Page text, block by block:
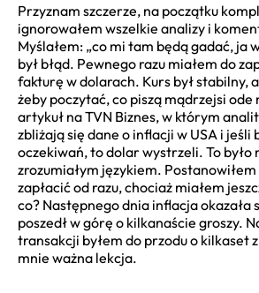
Przyznam szczerze, na początku
ignorowałem wszelkie analizy i
Myślałem: „co mi tam będą gadać, ja
był błąd. Pewnego razu miałem do
fakturę w dolarach. Kurs był stabilny,
żeby poczytać, co piszą mądrzejsi ode
artykuł na TVN Biznes, w którym
zbliżają się dane o inflacji w USA i jeśli
oczekiwań, to dolar wystrzeli. To było
zrozumiałym językiem.
zapłacić od razu, chociaż miałem
co? Następnego dnia inflacja okazała
poszedł w górę o kilkanaście groszy.
transakcji byłem do przodu o kilkaset
mnie ważna lekcja.